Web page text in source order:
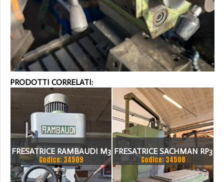
PRODOTTI CORRELATI:
FRESATRICE RAMBAUDI M3
Codice: 34509
FRESATRICE SACHMAN RP3
Codice: 34508